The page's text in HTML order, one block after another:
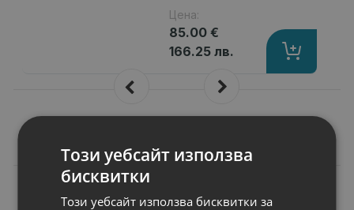
Цена:
85.00 €
166.25 лв.
Подобни продукти
A
Дънна платка за
Този уебсайт използва
бисквитки
Този уебсайт използва бисквитки за